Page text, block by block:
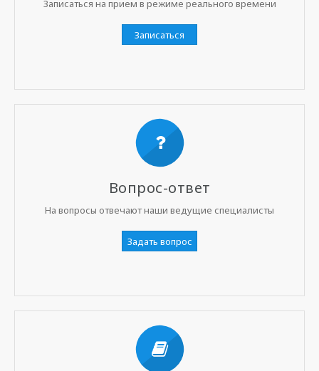
Записаться на прием в режиме реального времени
Записаться
Вопрос-ответ
На вопросы отвечают наши ведущие специалисты
Задать вопрос